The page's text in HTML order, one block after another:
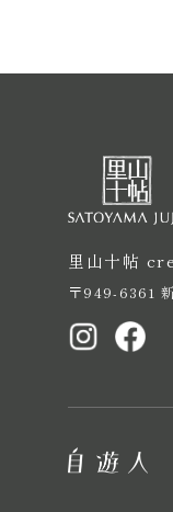
里山十帖
〒949-6361